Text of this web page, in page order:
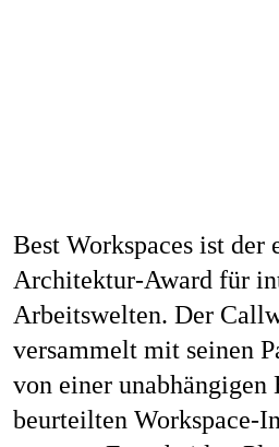
Best Workspaces ist der
Architektur-Award für
Arbeitswelten. Der
versammelt mit seinen
von einer unabhängigen
beurteilten Workspace-